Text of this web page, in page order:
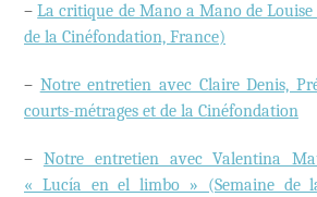
–La critique de Mano a Mano de
de la Cinéfondation, France)
– Notre entretien avec Claire Denis,
courts-métrages et de la Cinéfondation
– Notre entretien avec Valentina
« Lucía en el limbo » (Semaine de